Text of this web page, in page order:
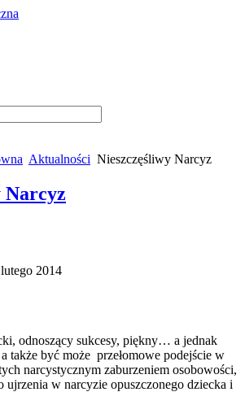
Aktualności Nieszczęśliwy Narcyz
Narcyz
2014
odnoszący sukcesy, piękny… a jednak
także być może przełomowe podejście w
narcystycznym zaburzeniem osobowości,
ujrzenia w narcyzie opuszczonego dziecka i